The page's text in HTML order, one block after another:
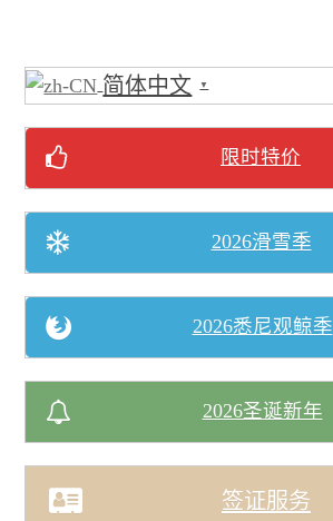
乌鲁鲁/达尔文 NT
圣灵群岛/哈密尔顿/大堡礁
亞洲
歐洲
简体中文 ▼
限时特价
2026滑雪季
2026悉尼观鲸季
2026圣诞新年
签证服务